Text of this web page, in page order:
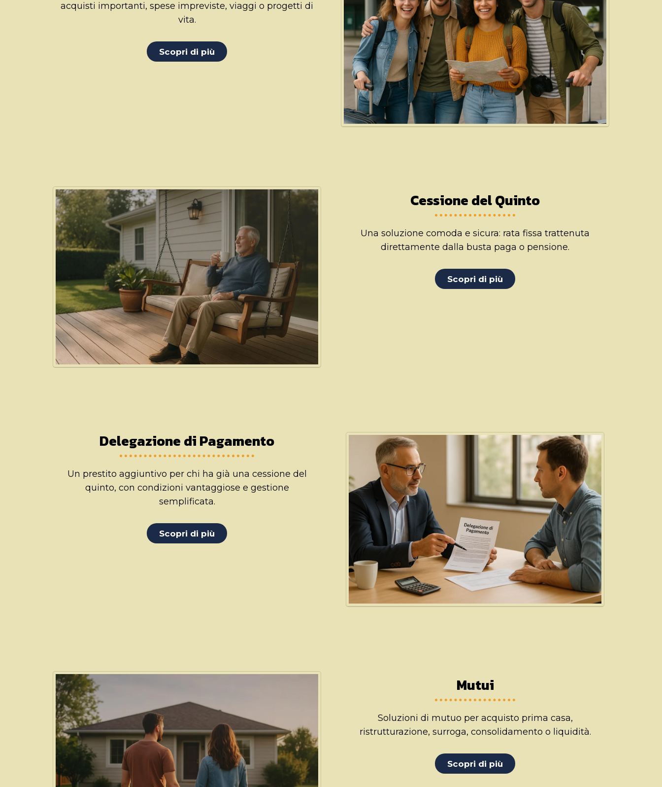
acquisti importanti, spese impreviste, viaggi o progetti di
vita.
Scopri di più
Cessione del Quinto
Una soluzione comoda e sicura: rata fissa trattenuta
direttamente dalla busta paga o pensione.
Scopri di più
Delegazione di Pagamento
Un prestito aggiuntivo per chi ha già una cessione del
quinto, con condizioni vantaggiose e gestione
semplificata.
Scopri di più
Mutui
Soluzioni di mutuo per acquisto prima casa,
ristrutturazione, surroga, consolidamento o liquidità.
Scopri di più